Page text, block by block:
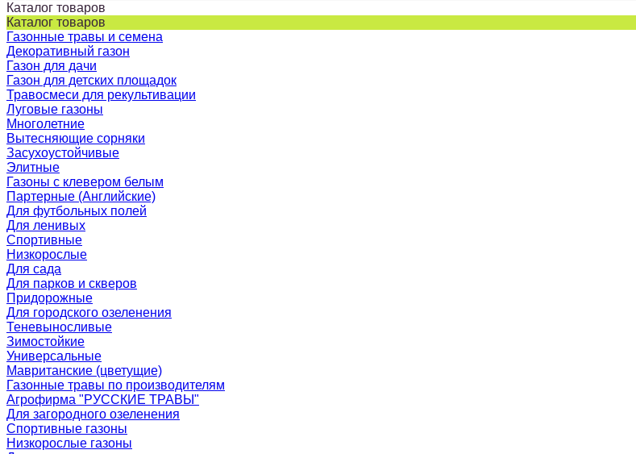
Каталог товаров
Каталог товаров
Газонные травы и семена
Декоративный газон
Газон для дачи
Газон для детских площадок
Травосмеси для рекультивации
Луговые газоны
Многолетние
Вытесняющие сорняки
Засухоустойчивые
Элитные
Газоны с клевером белым
Партерные (Английские)
Для футбольных полей
Для ленивых
Спортивные
Низкорослые
Для сада
Для парков и скверов
Придорожные
Для городского озеленения
Теневыносливые
Зимостойкие
Универсальные
Мавританские (цветущие)
Газонные травы по производителям
Агрофирма "РУССКИЕ ТРАВЫ"
Для загородного озеленения
Спортивные газоны
Низкорослые газоны